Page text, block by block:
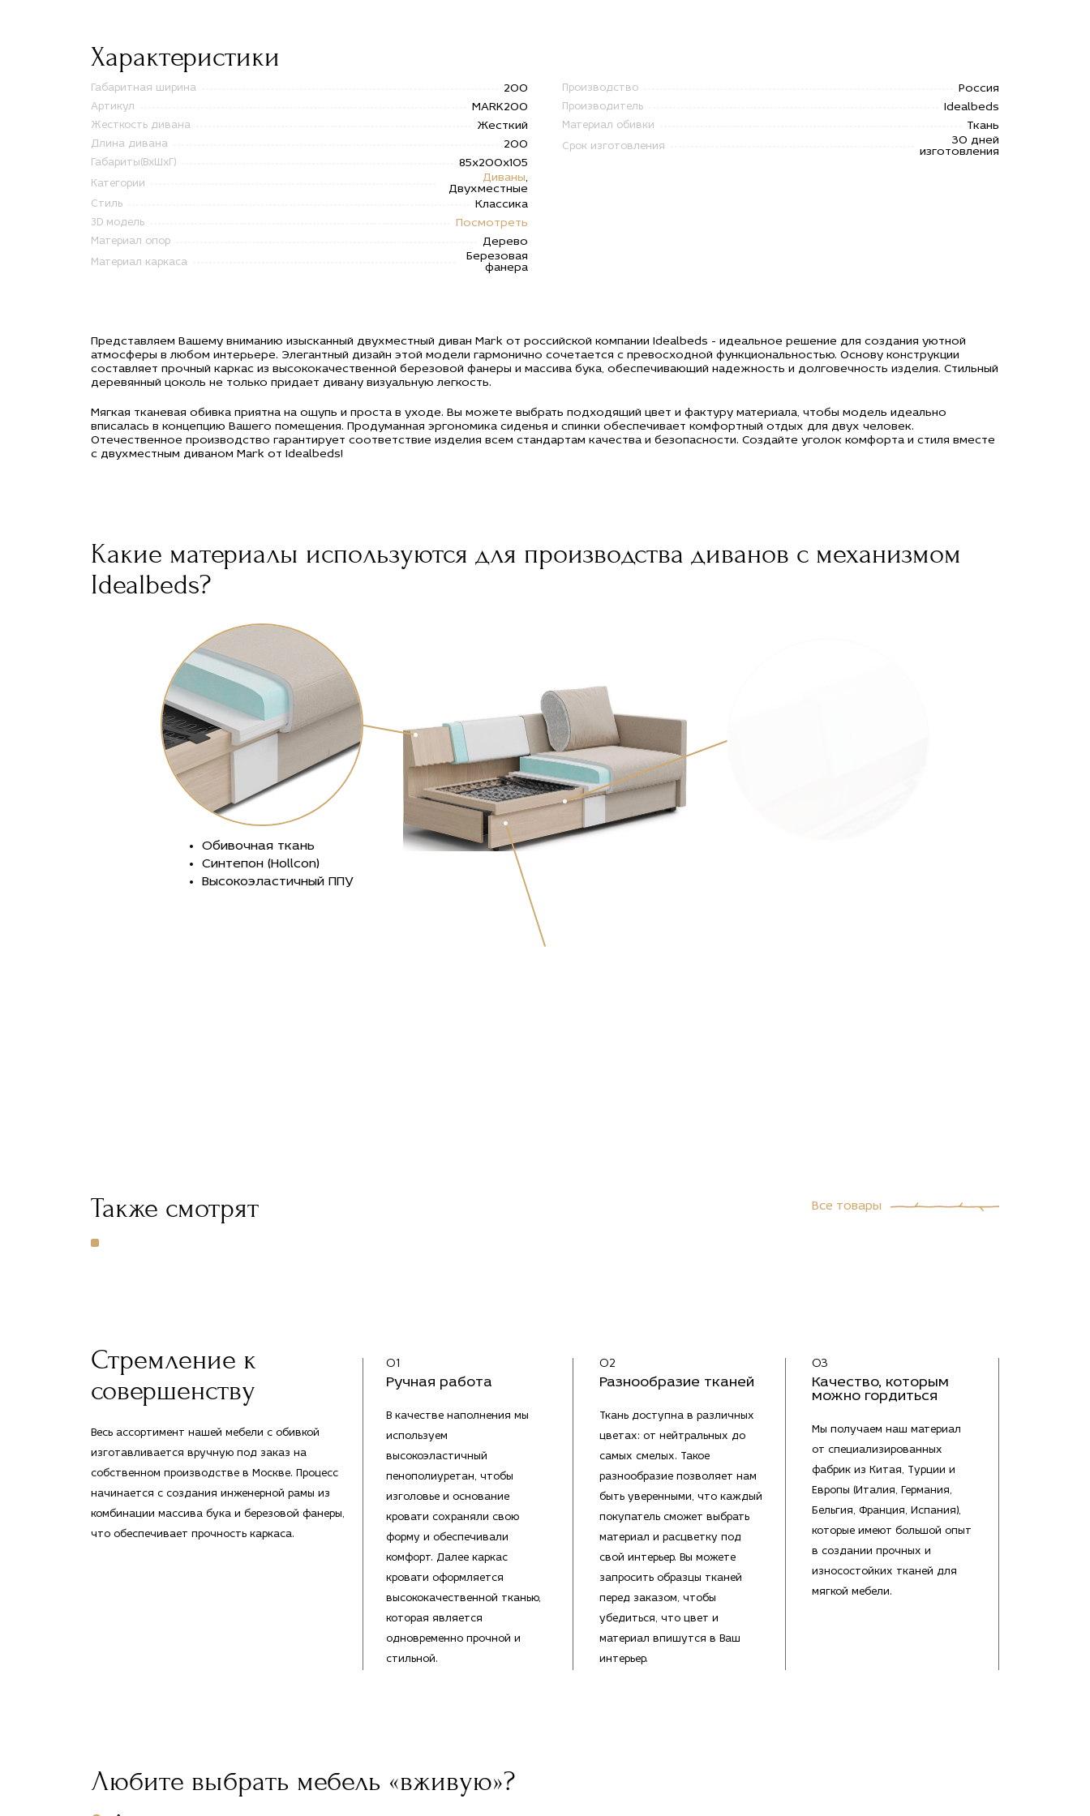
Характеристики
Габаритная ширина 200
Артикул MARK200
Жесткость дивана Жесткий
Длина дивана 200
Габариты(ВxШxГ) 85x200x105
Категории Диваны,
Двухместные
Стиль Классика
3D модель Посмотреть
Материал опор Дерево
Материал каркаса
Березовая
фанера
Производство Россия
Производитель Idealbeds
Материал обивки Ткань
Срок изготовления
30 дней
изготовления
Представляем Вашему вниманию изысканный двухместный диван Mark от российской компании Idealbeds - идеальное решение для создания уютной
атмосферы в любом интерьере. Элегантный дизайн этой модели гармонично сочетается с превосходной функциональностью. Основу конструкции
составляет прочный каркас из высококачественной березовой фанеры и массива бука, обеспечивающий надежность и долговечность изделия. Стильный
деревянный цоколь не только придает дивану визуальную легкость.
Мягкая тканевая обивка приятна на ощупь и проста в уходе. Вы можете выбрать подходящий цвет и фактуру материала, чтобы модель идеально
вписалась в концепцию Вашего помещения. Продуманная эргономика сиденья и спинки обеспечивает комфортный отдых для двух человек.
Отечественное производство гарантирует соответствие изделия всем стандартам качества и безопасности. Создайте уголок комфорта и стиля вместе
с двухместным диваном Mark от Idealbeds!
Какие материалы используются для производства диванов с механизмом
Idealbeds?
Обивочная ткань
Синтепон (Hollcon)
Высокоэластичный ППУ
Также смотрят Все товары
Стремление к
совершенству
Весь ассортимент нашей мебели с обивкой
изготавливается вручную под заказ на
собственном производстве в Москве. Процесс
начинается с создания инженерной рамы из
комбинации массива бука и березовой фанеры,
что обеспечивает прочность каркаса.
01
Ручная работа
В качестве наполнения мы
используем
высокоэластичный
пенополиуретан, чтобы
изголовье и основание
кровати сохраняли свою
форму и обеспечивали
комфорт. Далее каркас
кровати оформляется
высококачественной тканью,
которая является
одновременно прочной и
стильной.
02
Разнообразие тканей
Ткань доступна в различных
цветах: от нейтральных до
самых смелых. Такое
разнообразие позволяет нам
быть уверенными, что каждый
покупатель сможет выбрать
материал и расцветку под
свой интерьер. Вы можете
запросить образцы тканей
перед заказом, чтобы
убедиться, что цвет и
материал впишутся в Ваш
интерьер.
03
Качество, которым
можно гордиться
Мы получаем наш материал
от специализированных
фабрик из Китая, Турции и
Европы (Италия, Германия,
Бельгия, Франция, Испания),
которые имеют большой опыт
в создании прочных и
износостойких тканей для
мягкой мебели.
Любите выбрать мебель «вживую»?